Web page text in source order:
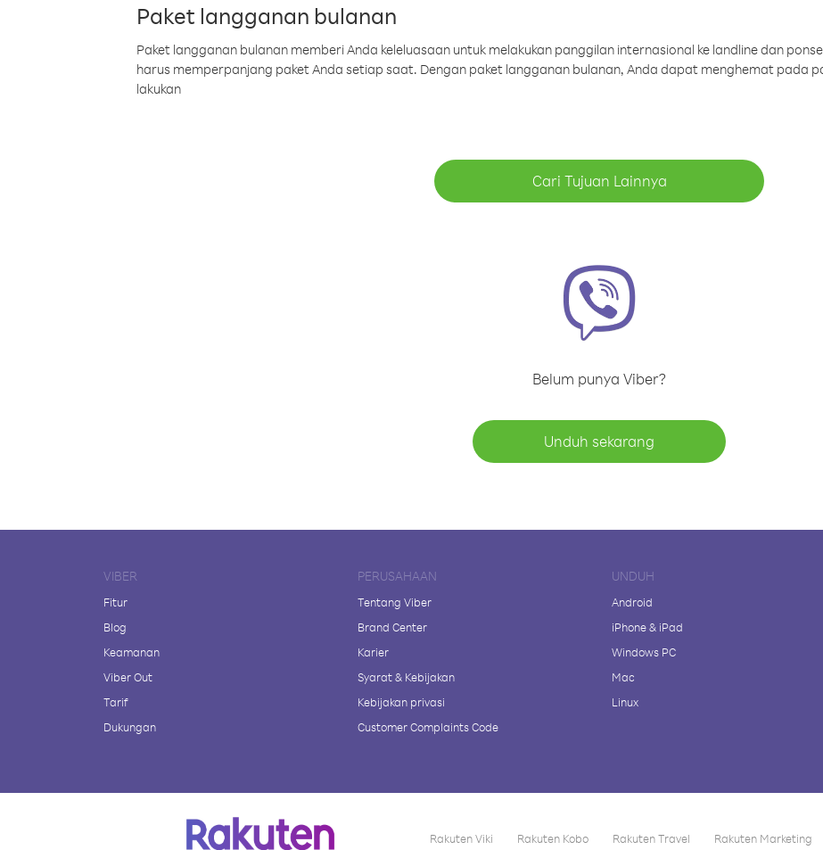
Paket langganan bulanan
Paket langganan bulanan memberi Anda keleluasaan untuk melakukan panggilan internasional ke landline dan
harus memperpanjang paket Anda setiap saat. Dengan paket langganan bulanan, Anda dapat menghemat pada
lakukan
Cari Tujuan Lainnya
Belum punya Viber?
Unduh sekarang
VIBER
Fitur
Blog
Keamanan
Viber Out
Tarif
Dukungan
PERUSAHAAN
Tentang Viber
Brand Center
Karier
Syarat & Kebijakan
Kebijakan privasi
Customer Complaints Code
UNDUH
Android
iPhone & iPad
Windows PC
Mac
Linux
Rakuten Viki Rakuten Kobo Rakuten Travel Rakuten Marketing